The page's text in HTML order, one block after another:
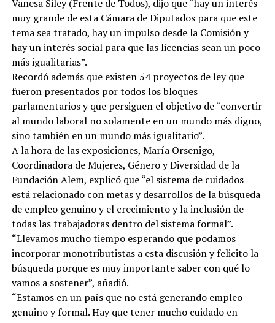
Vanesa Siley (Frente de Todos), dijo que “hay un interés
muy grande de esta Cámara de Diputados para que este
tema sea tratado, hay un impulso desde la Comisión y
hay un interés social para que las licencias sean un poco
más igualitarias”.
Recordó además que existen 54 proyectos de ley que
fueron presentados por todos los bloques
parlamentarios y que persiguen el objetivo de “convertir
al mundo laboral no solamente en un mundo más digno,
sino también en un mundo más igualitario”.
A la hora de las exposiciones, María Orsenigo,
Coordinadora de Mujeres, Género y Diversidad de la
Fundación Alem, explicó que “el sistema de cuidados
está relacionado con metas y desarrollos de la búsqueda
de empleo genuino y el crecimiento y la inclusión de
todas las trabajadoras dentro del sistema formal”.
“Llevamos mucho tiempo esperando que podamos
incorporar monotributistas a esta discusión y felicito la
búsqueda porque es muy importante saber con qué lo
vamos a sostener”, añadió.
“Estamos en un país que no está generando empleo
genuino y formal. Hay que tener mucho cuidado en